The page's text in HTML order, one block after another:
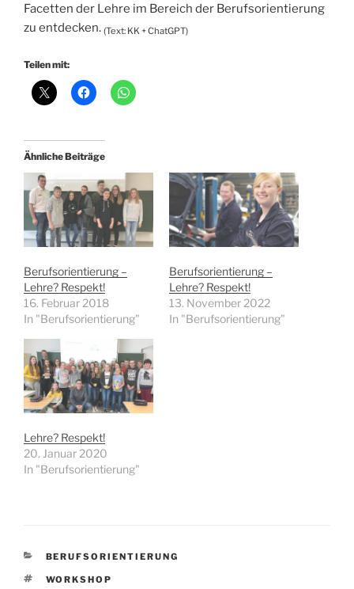
Facetten der Lehre im Bereich der Berufsorientierung
zu entdecken. (Text: KK + ChatGPT)
Teilen mit:
Ähnliche Beiträge
Berufsorientierung –
Lehre? Respekt!
16. Februar 2018
In "Berufsorientierung"
Berufsorientierung –
Lehre? Respekt!
13. November 2022
In "Berufsorientierung"
Lehre? Respekt!
20. Januar 2020
In "Berufsorientierung"
KATEGORIEN
BERUFSORIENTIERUNG
SCHLAGWÖRTER
WORKSHOP